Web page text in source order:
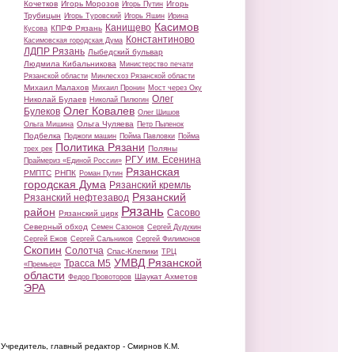
Кочетков Игорь Морозов Игорь Путин Игорь
Трубицын Игорь Туровский Игорь Яшин Ирина
Кусова КПРФ Рязань Канищево Касимов
Касимовская городская Дума Константиново
ЛДПР Рязань Лыбедский бульвар
Людмила Кибальникова Министерство печати
Рязанской области Минлесхоз Рязанской области
Михаил Малахов Михаил Пронин Мост через Оку
Николай Булаев Николай Пилюгин Олег
Булеков Олег Ковалев Олег Шишов
Ольга Мишина Ольга Чуляева Петр Пыленок
Подбелка Поджоги машин Пойма Павловки Пойма
трех рек Политика Рязани Поляны
Праймериз «Единой России» РГУ им. Есенина
РМПТС РНПК Роман Путин Рязанская
городская Дума Рязанский кремль
Рязанский нефтезавод Рязанский
район Рязанский цирк Рязань Сасово
Северный обход Семен Сазонов Сергей Дудукин
Сергей Ежов Сергей Сальников Сергей Филимонов
Скопин Солотча Спас-Клепики ТРЦ
«Премьер» Трасса М5 УМВД Рязанской
области Федор Провоторов Шаукат Ахметов
ЭРА
Учредитель, главный редактор - Смирнов К.М.